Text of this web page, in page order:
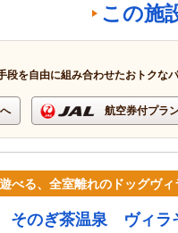
この施
段を自由に組み合わせたおトクな
航空券付プラ
る、全室離れのドッグヴィ
そのぎ茶温泉 ヴィラ